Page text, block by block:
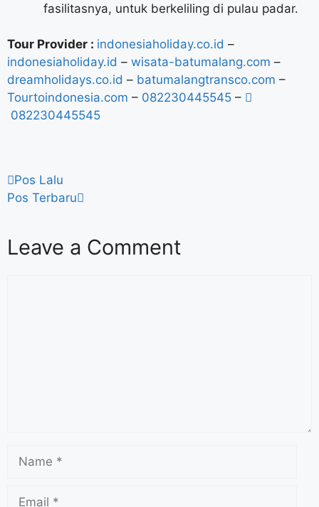
fasilitasnya, untuk berkeliling di pulau padar.
Tour Provider : indonesiaholiday.co.id –
indonesiaholiday.id – wisata-batumalang.com –
dreamholidays.co.id – batumalangtransco.com –
Tourtoindonesia.com – 082230445545 –
082230445545
Pos Lalu
Pos Terbaru
Leave a Comment